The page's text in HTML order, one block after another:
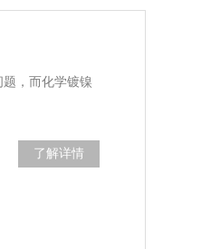
，而化学镀镍
了解详情